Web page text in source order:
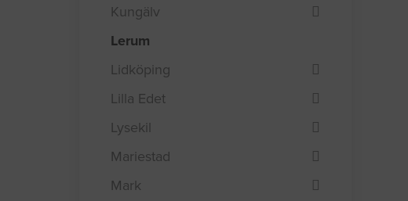
Kungälv
Lerum
Lidköping
Lilla Edet
Lysekil
Mariestad
Mark